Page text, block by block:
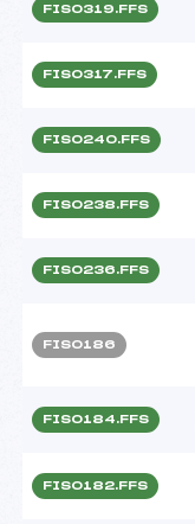
FIS0319.FFS
FIS0317.FFS
FIS0240.FFS
FIS0238.FFS
FIS0236.FFS
FIS0186
FIS0184.FFS
FIS0182.FFS